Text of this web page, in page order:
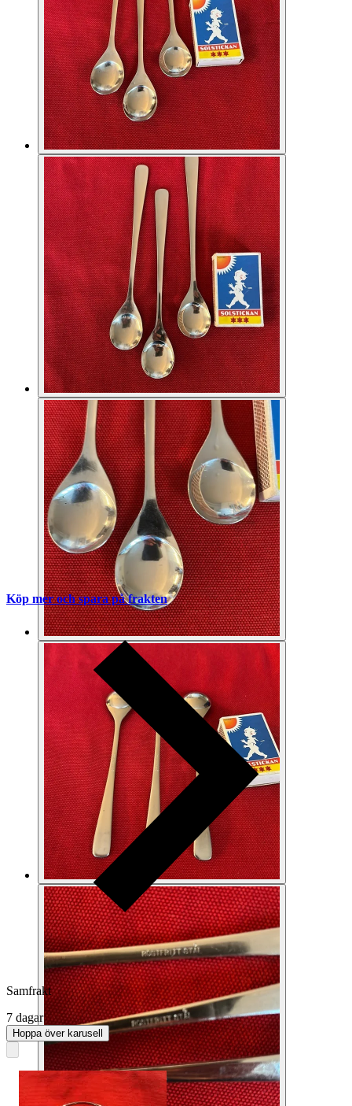
Köp mer och spara på frakten
Samfrakt
7 dagar
Hoppa över karusell